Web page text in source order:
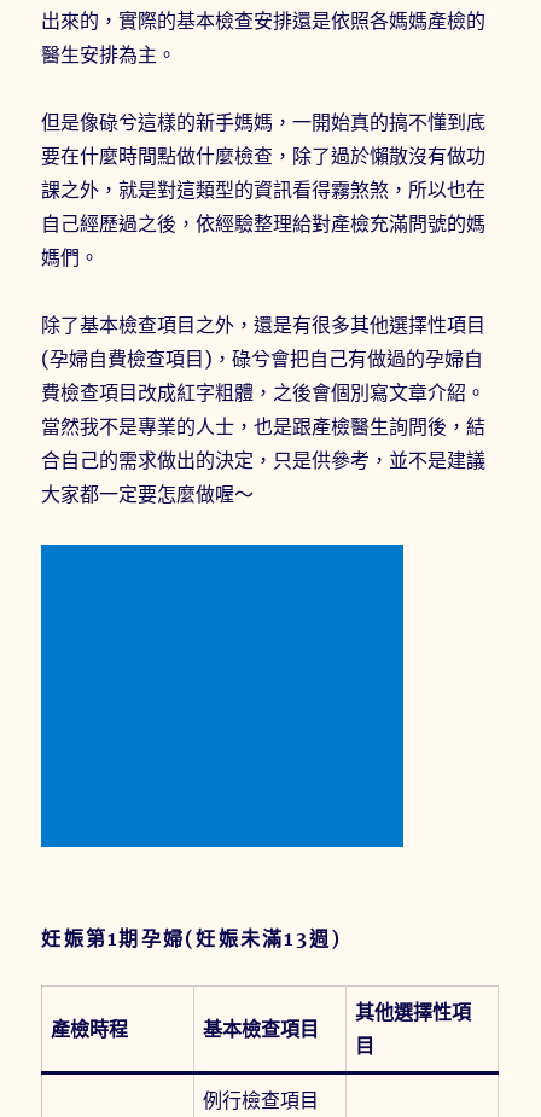
出來的，實際的基本檢查安排還是依照各媽媽產檢的
醫生安排為主。
但是像碌兮這樣的新手媽媽，一開始真的搞不懂到底
要在什麼時間點做什麼檢查，除了過於懶散沒有做功
課之外，就是對這類型的資訊看得霧煞煞，所以也在
自己經歷過之後，依經驗整理給對產檢充滿問號的媽
媽們。
除了基本檢查項目之外，還是有很多其他選擇性項目
(孕婦自費檢查項目)，碌兮會把自己有做過的孕婦自
費檢查項目改成紅字粗體，之後會個別寫文章介紹。
當然我不是專業的人士，也是跟產檢醫生詢問後，結
合自己的需求做出的決定，只是供參考，並不是建議
大家都一定要怎麼做喔～
妊娠第1期孕婦(妊娠未滿13週)
產檢時程 基本檢查項目
其他選擇性項
目
例行檢查項目